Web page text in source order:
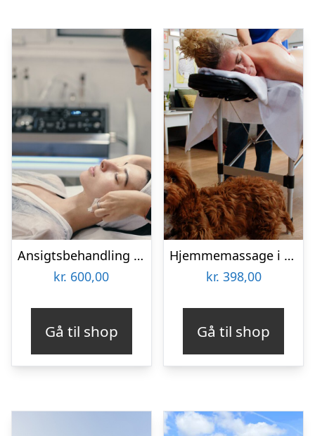
Ansigtsbehandling hos Odense Skønhedsklinik
kr. 600,00
Gå til shop
Hjemmemassage i hele landet med RaskRask
kr. 398,00
Gå til shop